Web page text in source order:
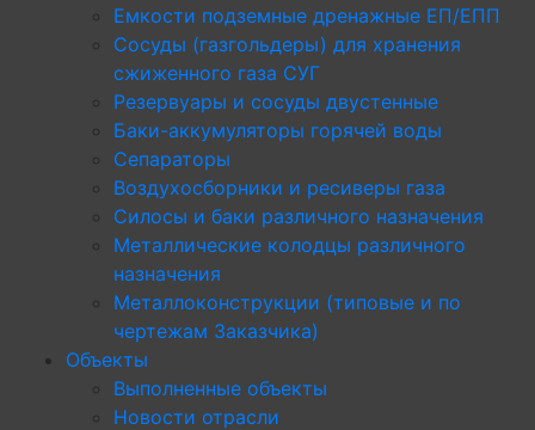
Емкости подземные дренажные ЕП/ЕПП
Сосуды (газгольдеры) для хранения
сжиженного газа СУГ
Резервуары и сосуды двустенные
Баки-аккумуляторы горячей воды
Сепараторы
Воздухосборники и ресиверы газа
Силосы и баки различного назначения
Металлические колодцы различного
назначения
Металлоконструкции (типовые и по
чертежам Заказчика)
Объекты
Выполненные объекты
Новости отрасли